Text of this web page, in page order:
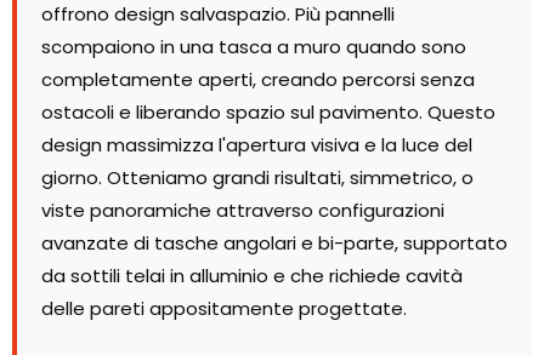
offrono design salvaspazio. Più pannelli
scompaiono in una tasca a muro quando sono
completamente aperti, creando percorsi senza
ostacoli e liberando spazio sul pavimento. Questo
design massimizza l'apertura visiva e la luce del
giorno. Otteniamo grandi risultati, simmetrico, o
viste panoramiche attraverso configurazioni
avanzate di tasche angolari e bi-parte, supportato
da sottili telai in alluminio e che richiede cavità
delle pareti appositamente progettate.